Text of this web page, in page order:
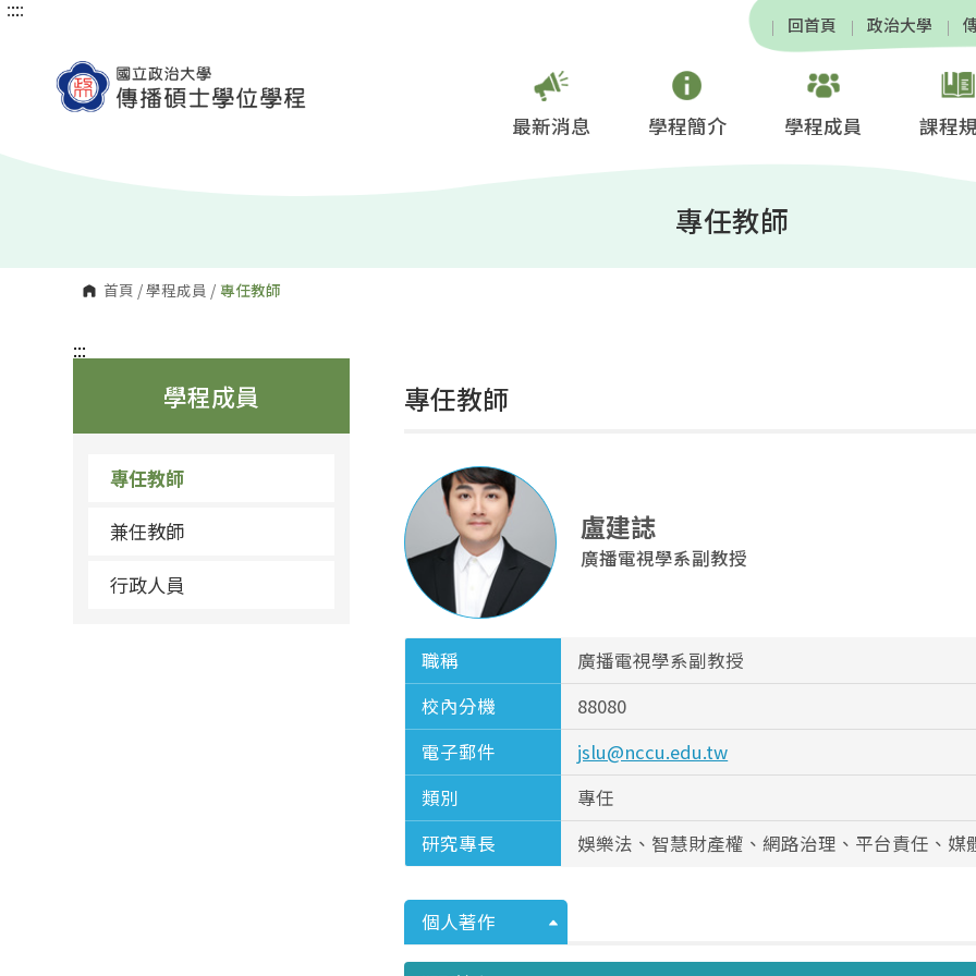
跳
:::
回首頁 政治大學
最新消息 學程簡介 學程成員 課程
專任教師
首頁 /學程成員 / 專任教師
:::
學程成員
專任教師
兼任教師
行政人員
:::
專任教師
盧建誌
廣播電視學系副教授
職稱
廣播電視學系副教授
校內分機
88080
電子郵件
jslu@nccu.edu.tw
類別
專任
研究專長
娛樂法、智慧財產權、網路治理、平台責任、媒
個人著作